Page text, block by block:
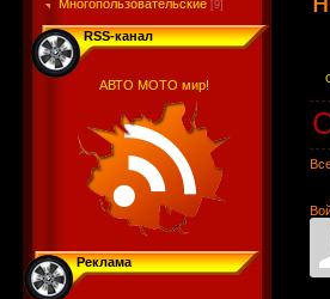
Многопользовательские [9]
RSS-канал
АВТО МОТО мир!
Реклама